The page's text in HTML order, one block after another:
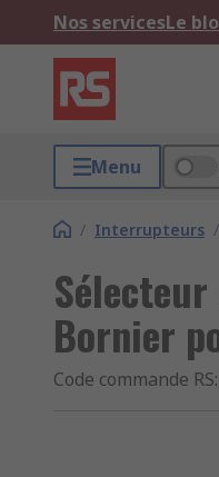
Nos servicesLe
Menu
/ Interrupteurs /
Bornier
Code commande RS: